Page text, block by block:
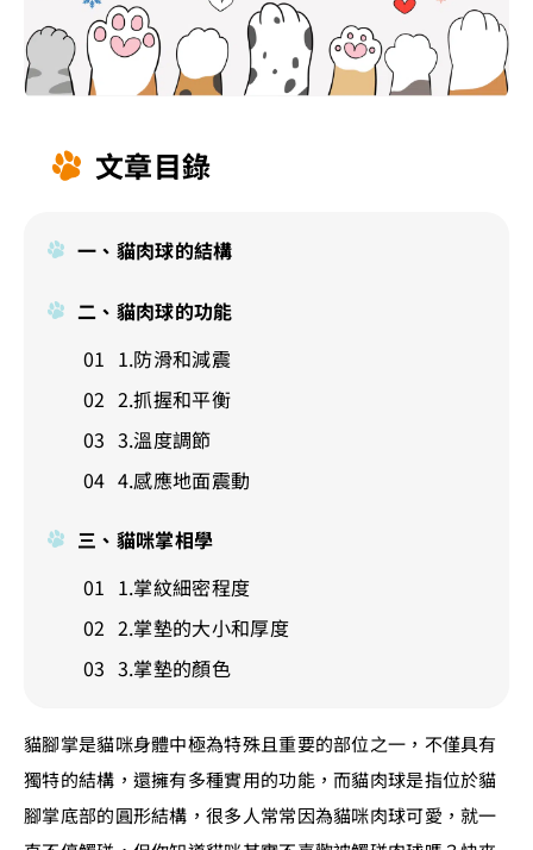
文章目錄
一、貓肉球的結構
二、貓肉球的功能
1.防滑和減震
2.抓握和平衡
3.溫度調節
4.感應地面震動
三、貓咪掌相學
1.掌紋細密程度
2.掌墊的大小和厚度
3.掌墊的顏色
貓腳掌是貓咪身體中極為特殊且重要的部位之一，不僅具有
獨特的結構，還擁有多種實用的功能，而貓肉球是指位於貓
腳掌底部的圓形結構，很多人常常因為貓咪肉球可愛，就一